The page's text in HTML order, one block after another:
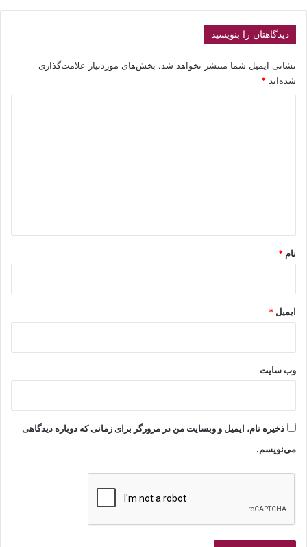
دیدگاهتان را بنویسید
نشانی ایمیل شما منتشر نخواهد شد. بخش‌های موردنیاز علامت‌گذاری
شده‌اند *
نام *
ایمیل *
وب‌ سایت
ذخیره نام، ایمیل و وبسایت من در مرورگر برای زمانی که دوباره دیدگاهی
می‌نویسم.